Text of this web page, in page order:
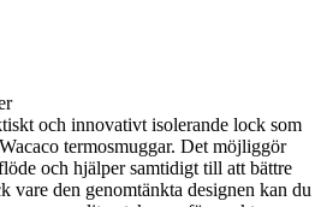
och innovativt isolerande lock som
termosmuggar. Det möjliggör
och hjälper samtidigt till att bättre
vare den genomtänkta designen kan du